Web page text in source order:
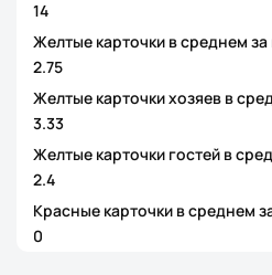
14
Желтые карточки в среднем за
2.75
Желтые карточки хозяев в
3.33
Желтые карточки гостей в
2.4
Красные карточки в среднем
0